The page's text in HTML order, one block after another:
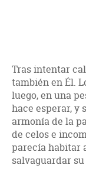
Tras intentar
también en Él.
luego, en una
hace esperar, y
armonía de la
de celos e
parecía habitar
salvaguardar